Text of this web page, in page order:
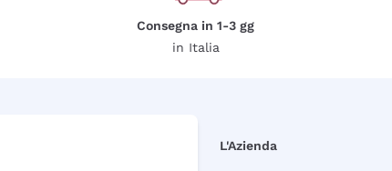
Consegna in 1-3 gg
in Italia
L'Azienda